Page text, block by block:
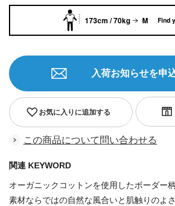
お気に入りに追加する
入荷お知らせを申
この商品について問い合わせる
関連 KEYWORD
オーガニックコットンを使用したボーダー
素材ならではの自然な風合いと肌触りのよ
173cm / 70kg M Find